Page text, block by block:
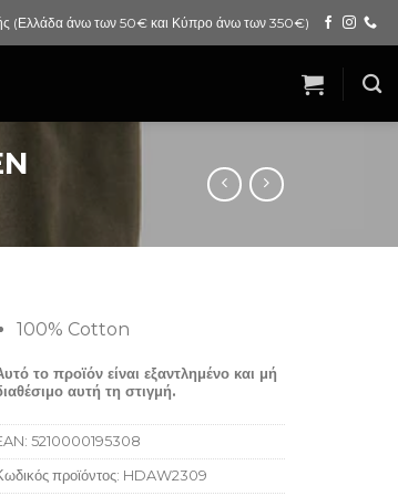
(Ελλάδα άνω των 50€ και Κύπρο άνω των 350€)
100% Cotton
το προϊόν είναι εξαντλημένο και μή
αυτή τη στιγμή.
5210000195308
προϊόντος: HDAW2309